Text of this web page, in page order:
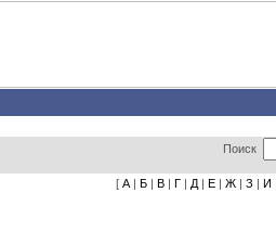
Поиск
[ А | Б | В | Г | Д | Е | Ж | З | И